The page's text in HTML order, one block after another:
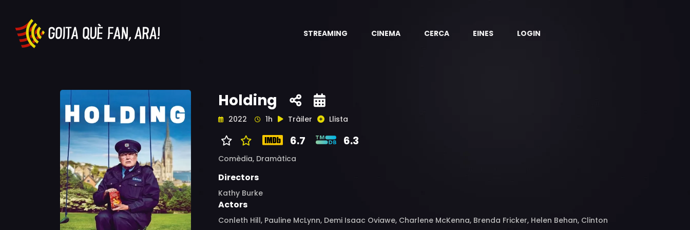
STREAMING CINEMA CERCA EINES LOGIN
Holding
2022 1h Tràiler Llista
6.7 6.3
Comèdia, Dramàtica
Directors
Kathy Burke
Actors
Conleth Hill, Pauline McLynn, Demi Isaac Oviawe, Charlene McKenna, Brenda Fricker, Helen Behan, Clinton